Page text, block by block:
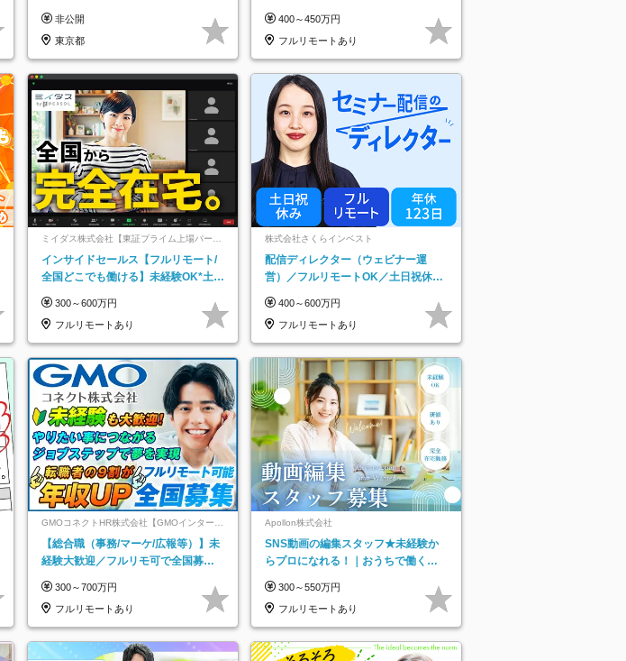
非公開
東京都
400～450万円
フルリモートあり
ミイダス株式会社【東証プライム上場パーソ
インサイドセールス【フルリモート/
全国どこでも働ける】未経験OK*土日
300～600万円
フルリモートあり
株式会社さくらインベスト
配信ディレクター（ウェビナー運
営）／フルリモートOK／土日祝休み
400～600万円
フルリモートあり
GMOコネクトHR株式会社【GMOインターネ
ットグループ】
【総合職（事務/マーケ/広報等）】未
経験大歓迎／フルリモ可で全国募
★
300～700万円
フルリモートあり
Apollon株式会社
SNS動画の編集スタッフ★未経験か
らプロになれる！｜おうちで働くフ
300～550万円
フルリモートあり